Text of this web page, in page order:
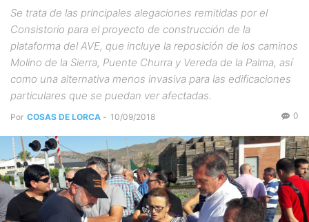
Se trata de las principales alegaciones remitidas por el
Consistorio para el proyecto de construcción de la
plataforma del AVE, que incluye la reposición de los caminos
Molino de la Sierra, Puente Churra y Vereda de la Palma, así
como una alternativa menos invasiva para las edificaciones
particulares que se puedan ver afectadas.
Por COSAS DE LORCA - 10/09/2018 0